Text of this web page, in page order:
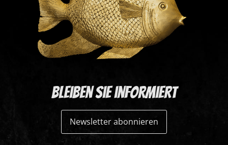
Bleiben Sie informiert
Newsletter abonnieren